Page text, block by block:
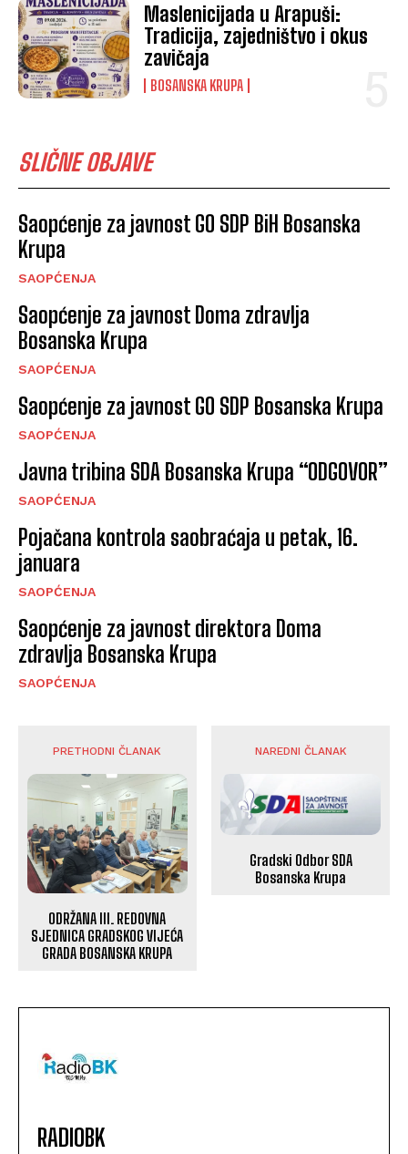
Maslenicijada u Arapuši:
Tradicija, zajedništvo i okus
zavičaja
BOSANSKA KRUPA
SLIČNE OBJAVE
Saopćenje za javnost GO SDP BiH Bosanska
Krupa
SAOPĆENJA
Saopćenje za javnost Doma zdravlja
Bosanska Krupa
SAOPĆENJA
Saopćenje za javnost GO SDP Bosanska Krupa
SAOPĆENJA
Javna tribina SDA Bosanska Krupa “ODGOVOR”
SAOPĆENJA
Pojačana kontrola saobraćaja u petak, 16.
januara
SAOPĆENJA
Saopćenje za javnost direktora Doma
zdravlja Bosanska Krupa
SAOPĆENJA
PRETHODNI ČLANAK
ODRŽANA III. REDOVNA
SJEDNICA GRADSKOG VIJEĆA
GRADA BOSANSKA KRUPA
NAREDNI ČLANAK
Gradski Odbor SDA
Bosanska Krupa
RADIOBK